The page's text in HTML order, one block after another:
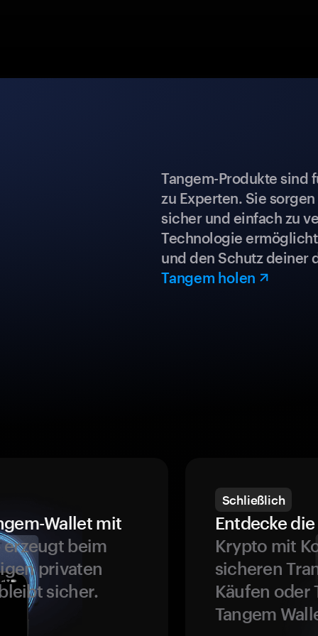
Tangem-Produkte sind
zu Experten. Sie
sicher und einfach zu
Technologie
und den Schutz deiner
Tangem holen
Wallet mit
beim
privaten
sicher.
Schließlich
Entdecke
Krypto mit
sicheren
Käufen oder
Tangem